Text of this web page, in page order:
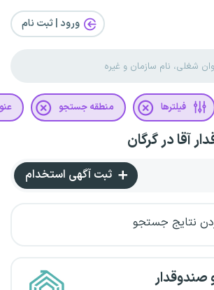
ورود | ثبت‌ نام
فیلترها منطقه جستجو
آقا در گرگان
ثبت آگهی استخدام
نتایج جستجو
صندوقدار